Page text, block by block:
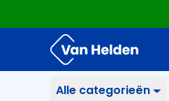
Ga naar de inhoud
Alle categorieën